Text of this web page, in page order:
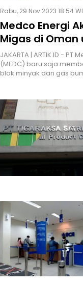
Rabu, 29 Nov 2023 18:54
Medco Energi
Migas di Oman
JAKARTA | ARTIK.ID -
(MEDC) baru saja
blok minyak dan gas